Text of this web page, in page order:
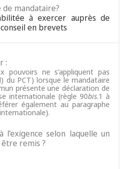
mandataire?
à exercer auprès de
en brevets
:
pouvoirs ne s’appliquent pas
du PCT) lorsque le mandataire
présente une déclaration de
internationale (règle 90bis.1 à
également au paragraphe
l’exigence selon laquelle un
remis ?